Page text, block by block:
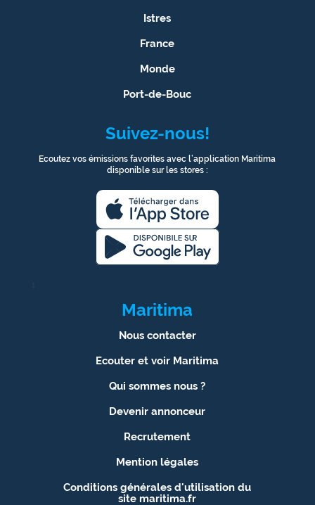
Istres
France
Monde
Port-de-Bouc
Suivez-nous!
Ecoutez vos émissions favorites avec l’application Maritima
disponible sur les stores :
1
Maritima
Nous contacter
Ecouter et voir Maritima
Qui sommes nous ?
Devenir annonceur
Recrutement
Mention légales
Conditions générales d'utilisation du
site maritima.fr